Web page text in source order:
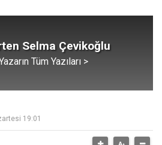
Selma Çevikoğlu
Tüm Yazıları >
19:01